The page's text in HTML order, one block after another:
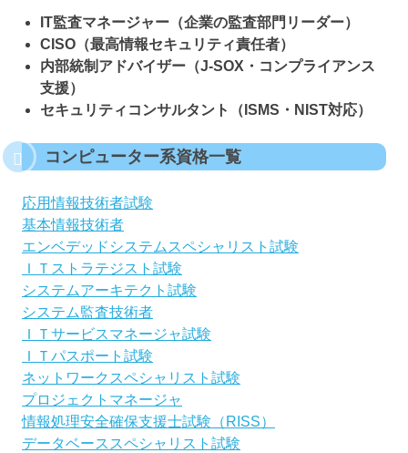
IT監査マネージャー（企業の監査部門リーダー）
CISO（最高情報セキュリティ責任者）
内部統制アドバイザー（J-SOX・コンプライアンス
支援）
セキュリティコンサルタント（ISMS・NIST対応）
コンピューター系資格一覧
応用情報技術者試験
基本情報技術者
エンベデッドシステムスペシャリスト試験
ＩＴストラテジスト試験
システムアーキテクト試験
システム監査技術者
ＩＴサービスマネージャ試験
ＩＴパスポート試験
ネットワークスペシャリスト試験
プロジェクトマネージャ
情報処理安全確保支援士試験（RISS）
データベーススペシャリスト試験